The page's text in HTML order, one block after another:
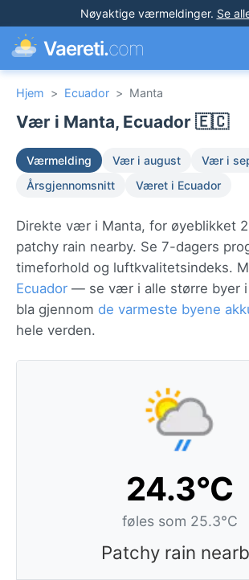
Nøyaktige værmeldinger. Se
Vaereti.com
Hjem > Ecuador > Manta
Vær i Manta, Ecuador 🇪🇨
Værmelding Vær i august
Vær i
Årsgjennomsnitt
Været i Ecuador
Direkte vær i Manta, for øyeblikket
patchy rain nearby. Se 7-dagers
timeforhold og luftkvalitetsindeks.
Ecuador — se vær i alle større byer i
bla gjennom de varmeste byene
hele verden.
24.3°C
føles som 25.3°C
Patchy rain